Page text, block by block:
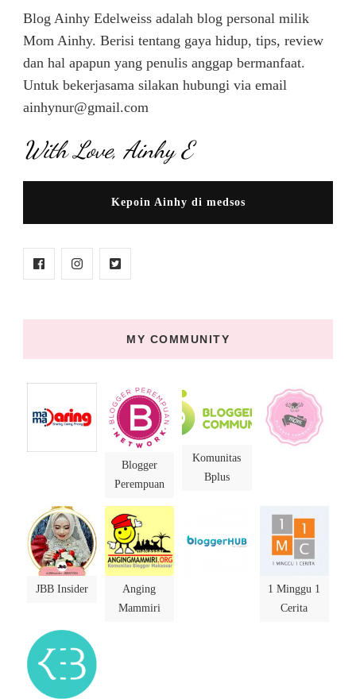
Blog Ainhy Edelweiss adalah blog personal milik
Mom Ainhy. Berisi tentang gaya hidup, tips, review
dan hal apapun yang penulis anggap bermanfaat.
Untuk bekerjasama silakan hubungi via email
ainhynur@gmail.com
With Love, Ainhy E
Kepoin Ainhy di medsos
MY COMMUNITY
Blogger
Perempuan
Komunitas
Bplus
JBB Insider
Anging
Mammiri
1 Minggu 1
Cerita